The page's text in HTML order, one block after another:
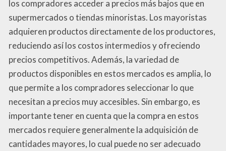
los compradores acceder a precios más bajos que en
supermercados o tiendas minoristas. Los mayoristas
adquieren productos directamente de los productores,
reduciendo así los costos intermedios y ofreciendo
precios competitivos. Además, la variedad de
productos disponibles en estos mercados es amplia, lo
que permite a los compradores seleccionar lo que
necesitan a precios muy accesibles. Sin embargo, es
importante tener en cuenta que la compra en estos
mercados requiere generalmente la adquisición de
cantidades mayores, lo cual puede no ser adecuado